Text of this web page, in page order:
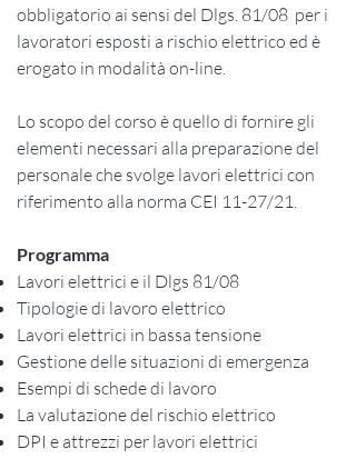
obbligatorio ai sensi del Dlgs. 81/08 per i
lavoratori esposti a rischio elettrico ed è
erogato in modalità on-line.
Lo scopo del corso è quello di fornire gli
elementi necessari alla preparazione del
personale che svolge lavori elettrici con
riferimento alla norma CEI 11-27/21.
Programma
Lavori elettrici e il Dlgs 81/08
Tipologie di lavoro elettrico
Lavori elettrici in bassa tensione
Gestione delle situazioni di emergenza
Esempi di schede di lavoro
La valutazione del rischio elettrico
DPI e attrezzi per lavori elettrici